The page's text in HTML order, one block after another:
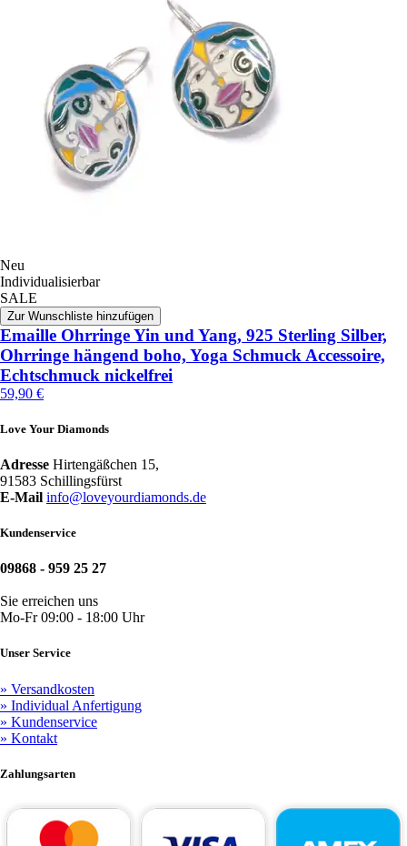
Neu
Individualisierbar
SALE
Zur Wunschliste hinzufügen
Emaille Ohrringe Yin und Yang, 925 Sterling Silber,
Ohrringe hängend boho, Yoga Schmuck Accessoire,
Echtschmuck nickelfrei
59,90 €
Love Your Diamonds
Adresse Hirtengäßchen 15,
91583 Schillingsfürst
E-Mail info@loveyourdiamonds.de
Kundenservice
09868 - 959 25 27
Sie erreichen uns
Mo-Fr 09:00 - 18:00 Uhr
Unser Service
» Versandkosten
» Individual Anfertigung
» Kundenservice
» Kontakt
Zahlungsarten